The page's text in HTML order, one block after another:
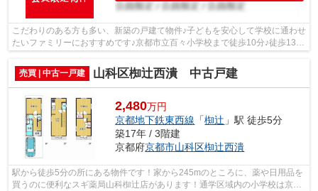
こだわりのある方も多い、新築の戸建て物件♪子どもを安心して学校に通わせ
たいファミリーにおすすめです♪京都市立百々小学校まで徒歩10分♪徒歩13分
売買 | 中古一戸建
山科区椥辻西潰 中古戸建
2,480万円
京都地下鉄東西線 「椥辻 」駅 徒歩5分
築17年 / 3階建
京都府京都市山科区椥辻西潰
駅から徒歩5分の所にある物件です！家から245mのところに、薬や日用品を
買うのに便利なスギ薬局山科椥辻店があります！通学区域内の小学校は京都